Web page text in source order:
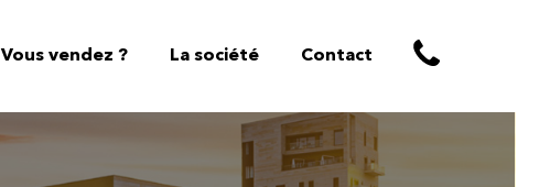
Vous vendez ? La société Contact